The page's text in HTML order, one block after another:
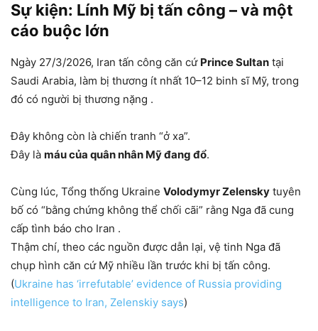
Sự kiện: Lính Mỹ bị tấn công – và một
cáo buộc lớn
Ngày 27/3/2026, Iran tấn công căn cứ Prince Sultan tại
Saudi Arabia, làm bị thương ít nhất 10–12 binh sĩ Mỹ, trong
đó có người bị thương nặng .
Đây không còn là chiến tranh “ở xa”.
Đây là máu của quân nhân Mỹ đang đổ.
Cùng lúc, Tổng thống Ukraine Volodymyr Zelensky tuyên
bố có “bằng chứng không thể chối cãi” rằng Nga đã cung
cấp tình báo cho Iran .
Thậm chí, theo các nguồn được dẫn lại, vệ tinh Nga đã
chụp hình căn cứ Mỹ nhiều lần trước khi bị tấn công.
(Ukraine has ‘irrefutable’ evidence of Russia providing
intelligence to Iran, Zelenskiy says)